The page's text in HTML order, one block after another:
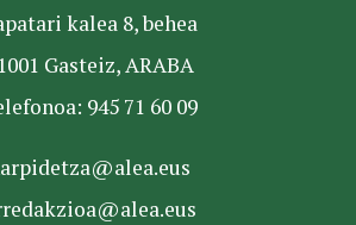
kalea 8, behea
Gasteiz, ARABA
945 71 60 09